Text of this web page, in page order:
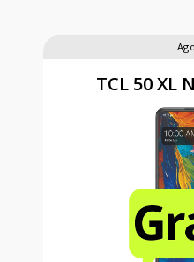
TCL 50 XL